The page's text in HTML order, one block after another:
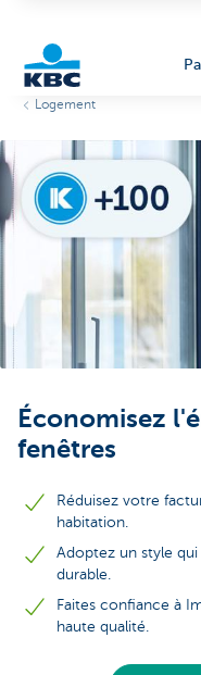
Logement
Économisez
fenêtres
Réduisez votre
habitation.
Adoptez un style
durable.
Faites confiance à
haute qualité.